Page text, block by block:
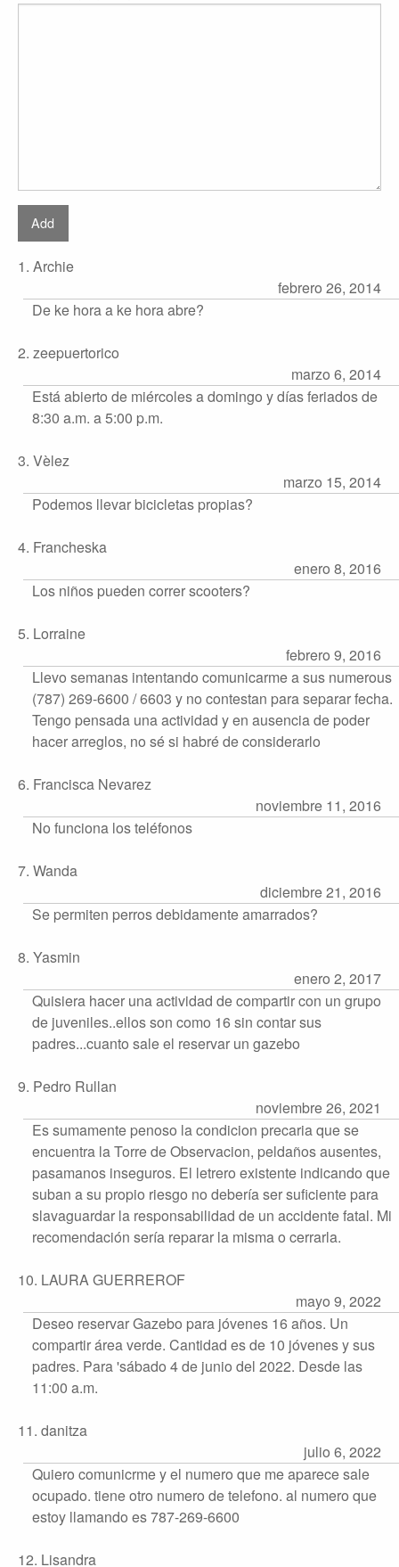
1. Archie
febrero 26, 2014
De ke hora a ke hora abre?
2. zeepuertorico
marzo 6, 2014
Está abierto de miércoles a domingo y días feriados de
8:30 a.m. a 5:00 p.m.
3. Vèlez
marzo 15, 2014
Podemos llevar bicicletas propias?
4. Francheska
enero 8, 2016
Los niños pueden correr scooters?
5. Lorraine
febrero 9, 2016
Llevo semanas intentando comunicarme a sus numerous
(787) 269-6600 / 6603 y no contestan para separar fecha.
Tengo pensada una actividad y en ausencia de poder
hacer arreglos, no sé si habré de considerarlo
6. Francisca Nevarez
noviembre 11, 2016
No funciona los teléfonos
7. Wanda
diciembre 21, 2016
Se permiten perros debidamente amarrados?
8. Yasmin
enero 2, 2017
Quisiera hacer una actividad de compartir con un grupo
de juveniles..ellos son como 16 sin contar sus
padres...cuanto sale el reservar un gazebo
9. Pedro Rullan
noviembre 26, 2021
Es sumamente penoso la condicion precaria que se
encuentra la Torre de Observacion, peldaños ausentes,
pasamanos inseguros. El letrero existente indicando que
suban a su propio riesgo no debería ser suficiente para
slavaguardar la responsabilidad de un accidente fatal. Mi
recomendación sería reparar la misma o cerrarla.
10. LAURA GUERREROF
mayo 9, 2022
Deseo reservar Gazebo para jóvenes 16 años. Un
compartir área verde. Cantidad es de 10 jóvenes y sus
padres. Para 'sábado 4 de junio del 2022. Desde las
11:00 a.m.
11. danitza
julio 6, 2022
Quiero comunicrme y el numero que me aparece sale
ocupado. tiene otro numero de telefono. al numero que
estoy llamando es 787-269-6600
12. Lisandra